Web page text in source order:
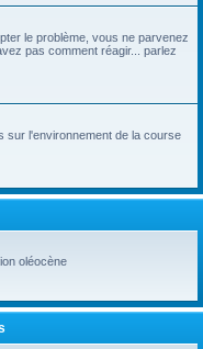
le problème, vous ne parvenez
pas comment réagir... parlez
sur l'environnement de la course
oléocène